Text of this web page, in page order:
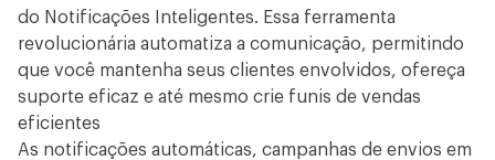
do Notificações Inteligentes. Essa ferramenta
revolucionária automatiza a comunicação, permitindo
que você mantenha seus clientes envolvidos, ofereça
suporte eficaz e até mesmo crie funis de vendas
eficientes
As notificações automáticas, campanhas de envios em